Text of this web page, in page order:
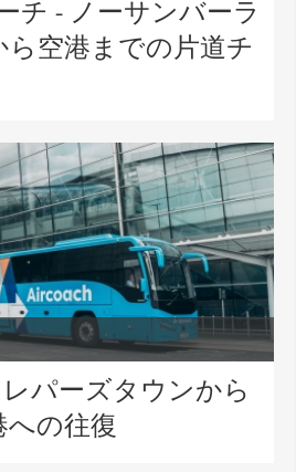
チ - ノーサンバーラ
ら空港までの片道チ
パーズタウンから
への往復